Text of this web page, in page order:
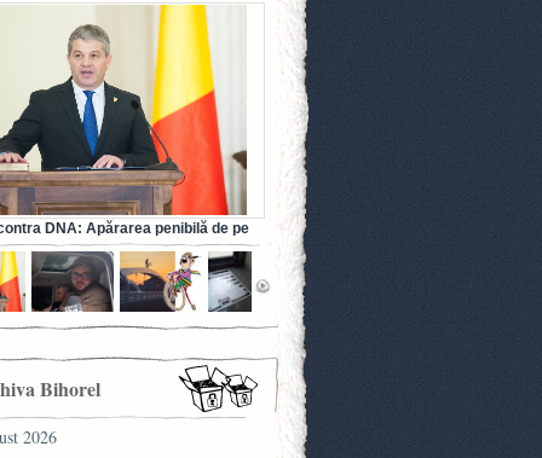
DNA: Apărarea penibilă de pe
fostului ministru al Sănătății (VIDEO)
Bihorel
2026